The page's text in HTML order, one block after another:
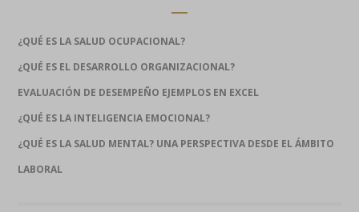
¿QUÉ ES LA SALUD OCUPACIONAL?
¿QUÉ ES EL DESARROLLO ORGANIZACIONAL?
EVALUACIÓN DE DESEMPEÑO EJEMPLOS EN EXCEL
¿QUÉ ES LA INTELIGENCIA EMOCIONAL?
¿QUÉ ES LA SALUD MENTAL? UNA PERSPECTIVA DESDE EL ÁMBITO
LABORAL